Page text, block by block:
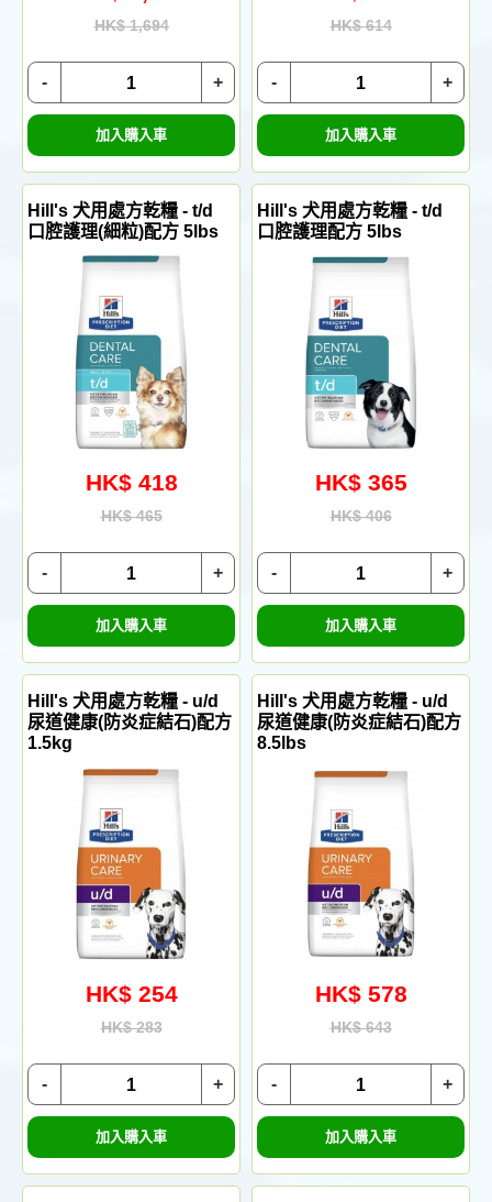
HK$ 1,694
+
-
加入購入車
HK$ 614
+
-
加入購入車
Hill's 犬用處方乾糧 - t/d
口腔護理(細粒)配方 5lbs
HK$ 418
HK$ 465
+
-
加入購入車
Hill's 犬用處方乾糧 - t/d
口腔護理配方 5lbs
HK$ 365
HK$ 406
+
-
加入購入車
Hill's 犬用處方乾糧 - u/d
尿道健康(防炎症結石)配方
1.5kg
HK$ 254
HK$ 283
+
-
加入購入車
Hill's 犬用處方乾糧 - u/d
尿道健康(防炎症結石)配方
8.5lbs
HK$ 578
HK$ 643
+
-
加入購入車